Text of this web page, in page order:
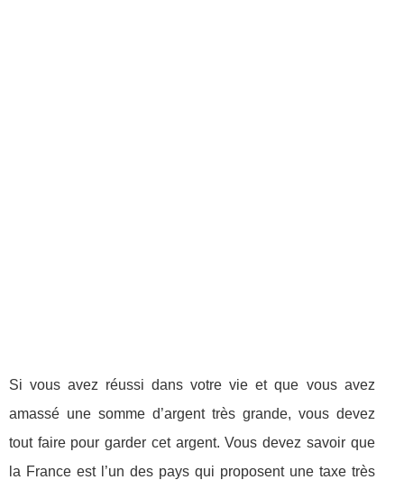
Si vous avez réussi dans votre vie et que vous avez
amassé une somme d’argent très grande, vous devez
tout faire pour garder cet argent. Vous devez savoir que
la France est l’un des pays qui proposent une taxe très